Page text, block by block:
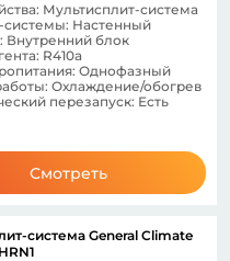
Мультисплит-система
системы: Настенный
Внутренний блок
R410a
Однофазный
Охлаждение/обогрев
перезапуск: Есть
Смотреть
система General Climate